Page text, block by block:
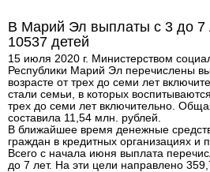
В Марий Эл выплаты с 3 до 7
10537 детей
15 июля 2020 г. Министерством
Республики Марий Эл перечислены
возрасте от трех до семи лет
стали семьи, в которых
трех до семи лет включительно.
составила 11,54 млн. рублей.
В ближайшее время денежные
граждан в кредитных организациях и
Всего с начала июня выплата
до 7 лет. На эти цели направлено